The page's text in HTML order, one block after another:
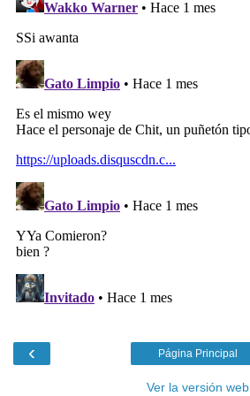
‹ Página Principal
Ver la versión web